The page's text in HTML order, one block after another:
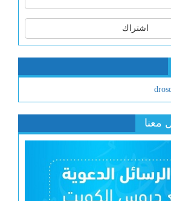
اشتراك